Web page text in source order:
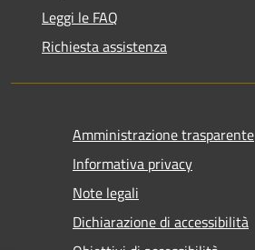
Leggi le FAQ
Richiesta assistenza
Amministrazione trasparente
Informativa privacy
Note legali
Dichiarazione di accessibilità